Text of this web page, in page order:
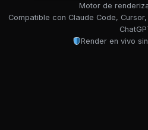
Motor de
Compatible con Claude Code,
Render en vivo